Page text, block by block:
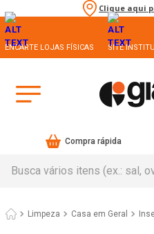
Clique aqui
ENCARTE LOJAS FÍSICAS SITE
Compra rápida
Limpeza Casa em Geral